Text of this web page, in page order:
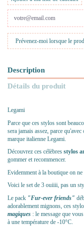
Description
Détails du produit
Legami
Parce que ces stylos sont
sera jamais assez, parce qu'avec
marque italienne Legami.
Découvrez ces célèbres stylos
gommer et recommencer.
Evidemment à la boutique on
Voici le set de 3 ouiiii, pas un
Le pack "Fur-ever friends"
adorablement mignons, ces
magiques : le message que
à une température de -10°C.